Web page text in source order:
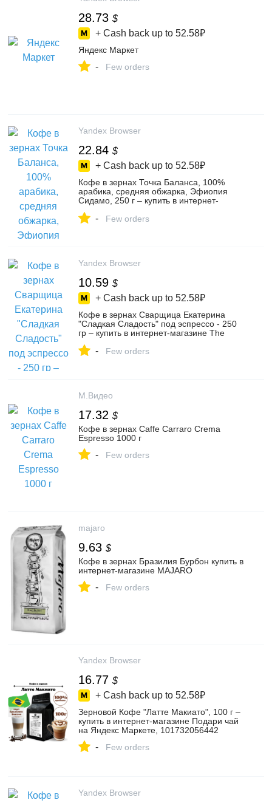
28.73 $
+ Cash back up to 52.58₽
Яндекс Маркет
- Few orders
Yandex Browser
22.84 $
+ Cash back up to 52.58₽
Кофе в зернах Точка Баланса, 100%
арабика, средняя обжарка, Эфиопия
Сидамо, 250 г – купить в интернет-
Маркете, 4677166211
- Few orders
Yandex Browser
10.59 $
+ Cash back up to 52.58₽
Кофе в зернах Сварщица Екатерина
"Сладкая Cладость" под эспрессо - 250
гр – купить в интернет-магазине The
4344478777
- Few orders
М.Видео
17.32 $
Кофе в зернах Сaffe Carraro Crema
Espresso 1000 г
- Few orders
majaro
9.63 $
Кофе в зернах Бразилия Бурбон купить в
интернет-магазине MAJARO
- Few orders
Yandex Browser
16.77 $
+ Cash back up to 52.58₽
Зерновой Кофе "Латте Макиато", 100 г –
купить в интернет-магазине Подари чай
на Яндекс Маркете, 101732056442
- Few orders
Yandex Browser